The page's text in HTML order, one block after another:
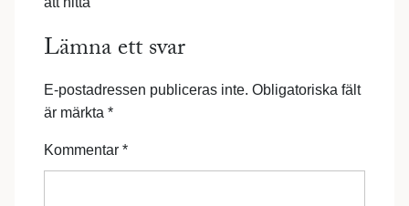
Lämna ett svar
E-postadressen publiceras inte. Obligatoriska fält
är märkta *
Kommentar *